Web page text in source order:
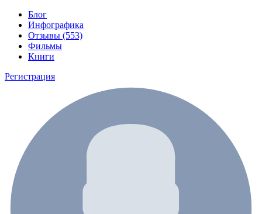
Блог
Инфографика
Отзывы (553)
Фильмы
Книги
Регистрация